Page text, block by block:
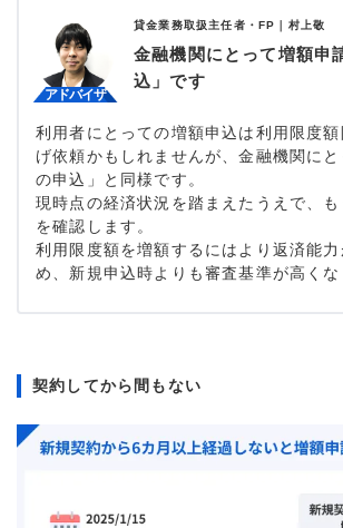
貸金業務取扱主任者・FP｜ 村上敬
金融機関にとって増額申
込」です
利用者にとっての増額申込は利用限度
げ依頼かもしれませんが、金融機関に
の申込」と同様です。
現時点の経済状況を踏まえたうえで、
を確認します。
利用限度額を増額するにはより返済能
め、新規申込時よりも審査基準が高くな
契約してから間もない